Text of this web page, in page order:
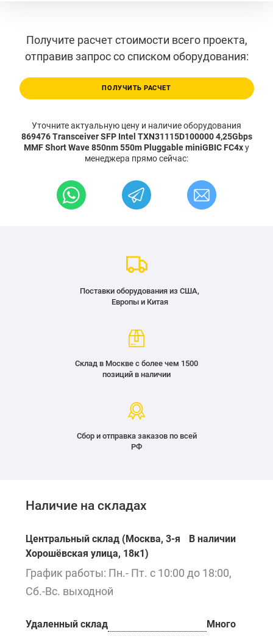
Получите расчет стоимости всего проекта,
отправив запрос со списком оборудования:
ПОЛУЧИТЬ РАСЧЕТ
Уточните актуальную цену и наличие оборудования
869476 Transceiver SFP Intel TXN31115D100000 4,25Gbps
MMF Short Wave 850nm 550m Pluggable miniGBIC FC4xу
менеджера прямо сейчас:
Поставки оборудования из США,
Европы и Китая
Склад в Москве с более чем 1500
позиций в наличии
Сбор и отправка заказов по всей
РФ
Наличие на складах
Центральный склад (Москва, 3-я
Хорошёвская улица, 18к1)
В наличии
График работы: Пн.- Пт. с 10:00 до 18:00,
Сб.-Вс. выходной
Удаленный склад Много